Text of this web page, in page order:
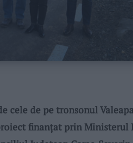
cele de pe tronsonul
finanțat prin Ministerul